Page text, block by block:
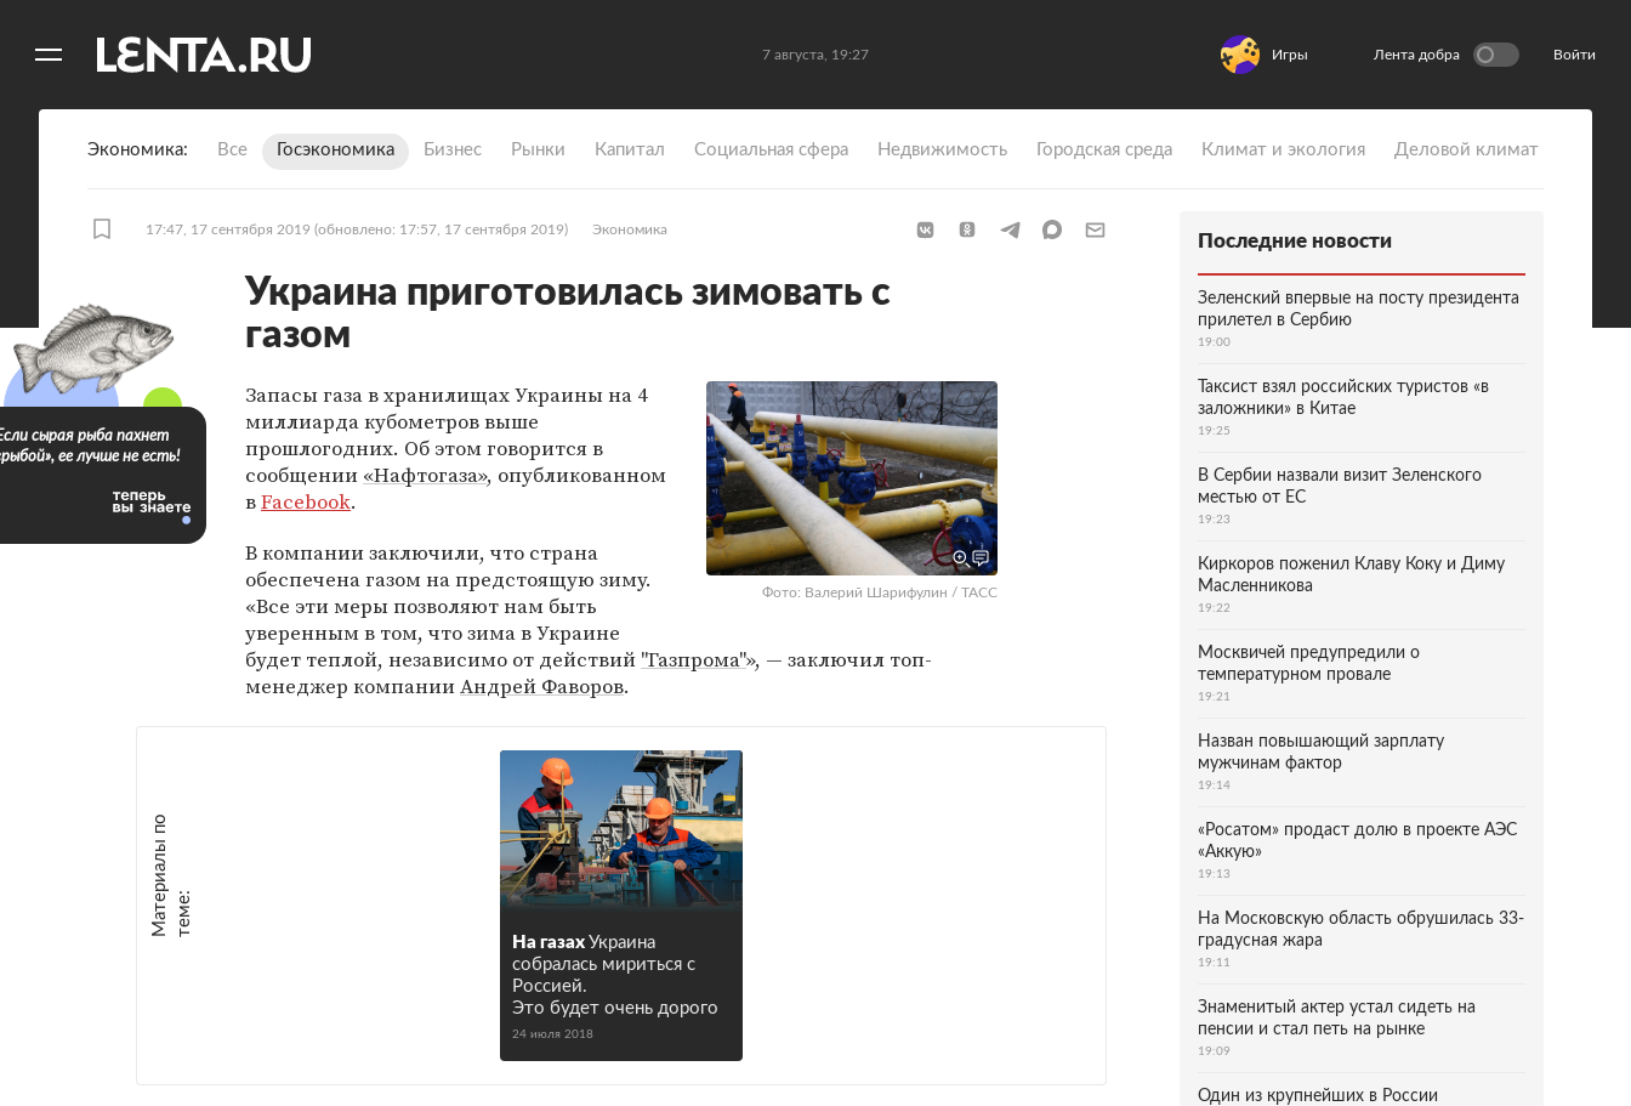
7 августа, 19:27 Игры Лента добра Войти
Экономика Все Госэкономика Бизнес Рынки Капитал Социальная сфера Недвижимость Городская среда Климат и экология Деловой климат
17:47, 17 сентября 2019 (обновлено: 17:57, 17 сентября 2019) Экономика
Украина приготовилась зимовать с
газом
Фото: Валерий Шарифулин / ТАСС
Запасы газа в хранилищах Украины на 4
миллиарда кубометров выше
прошлогодних. Об этом говорится в
сообщении «Нафтогаза», опубликованном
вFacebook.
В компании заключили, что страна
обеспечена газом на предстоящую зиму.
«Все эти меры позволяют нам быть
уверенным в том, что зима в Украине
будет теплой, независимо от действий "Газпрома"», — заключил топ-
менеджер компанииАндрей Фаворов.
М
а
т е
р
и
а
л
ы
п
о
т
е
м
е :
На газах Украина
собралась мириться с
Россией.
Это будет очень дорого
24 июля 2018
сырая рыба пахнет
ее лучше не есть!
Последние новости
Зеленский впервые на посту президента
прилетел в Сербию
19:00
Таксист взял российских туристов «в
заложники» в Китае
19:25
В Сербии назвали визит Зеленского
местью от ЕС
19:23
Киркоров поженил Клаву Коку и Диму
Масленникова
19:22
Москвичей предупредили о
температурном провале
19:21
Назван повышающий зарплату
мужчинам фактор
19:14
«Росатом» продаст долю в проекте АЭС
«Аккую»
19:13
На Московскую область обрушилась 33-
градусная жара
19:11
Знаменитый актер устал сидеть на
пенсии и стал петь на рынке
19:09
Один из крупнейших в России